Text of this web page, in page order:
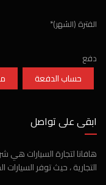
الفترة (الشهر)*
دفع
حساب الدفعة
ابقى على تواصل
هافانا لتجارة السيارات هي
التجارية ، حيث توفر